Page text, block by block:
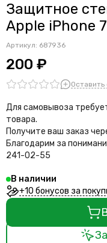
Защитное
Apple iPhone
Артикул: 687936
200 ₽
Оставить
Для самовывоза
товара.
Получите ваш заказ
Благодарим за
241-02-55
В наличии
+10 бонусов за